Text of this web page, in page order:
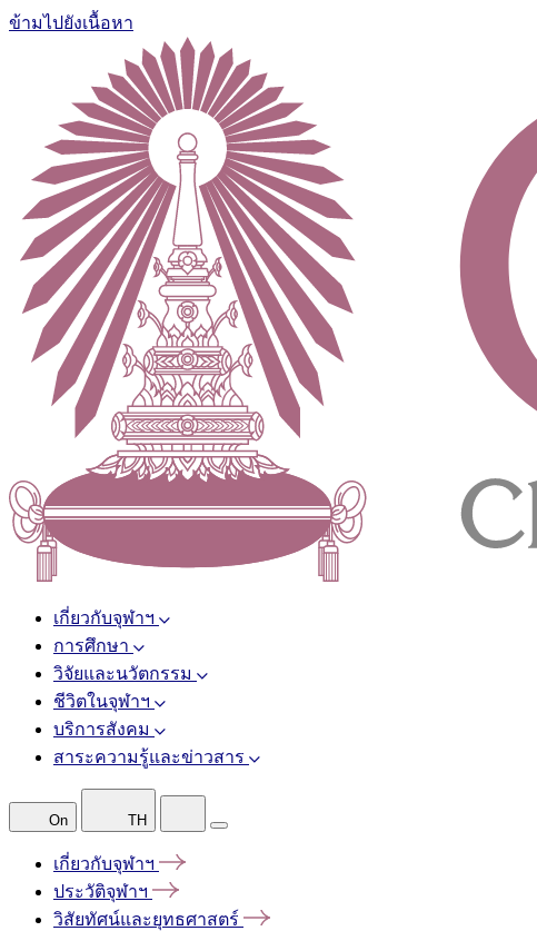
ข้ามไปยังเนื้อหา
เกี่ยวกับจุฬาฯ
การศึกษา
วิจัยและนวัตกรรม
ชีวิตในจุฬาฯ
บริการสังคม
สาระความรู้และข่าวสาร
On TH
เกี่ยวกับจุฬาฯ
ประวัติจุฬาฯ
วิสัยทัศน์และยุทธศาสตร์